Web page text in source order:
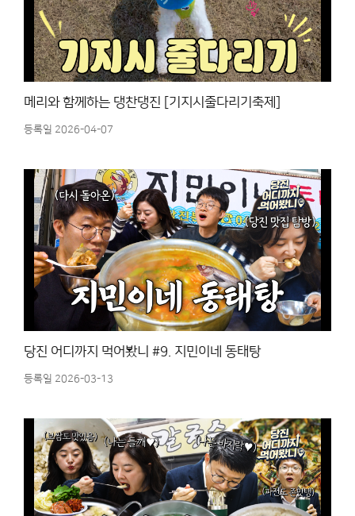
메리와 함께하는 댕찬댕진 [기지시줄다리기축제]
등록일 2026-04-07
당진 어디까지 먹어봤니 #9. 지민이네 동태탕
등록일 2026-03-13